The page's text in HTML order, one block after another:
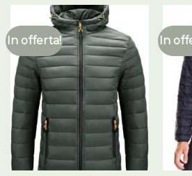
In offerta! In